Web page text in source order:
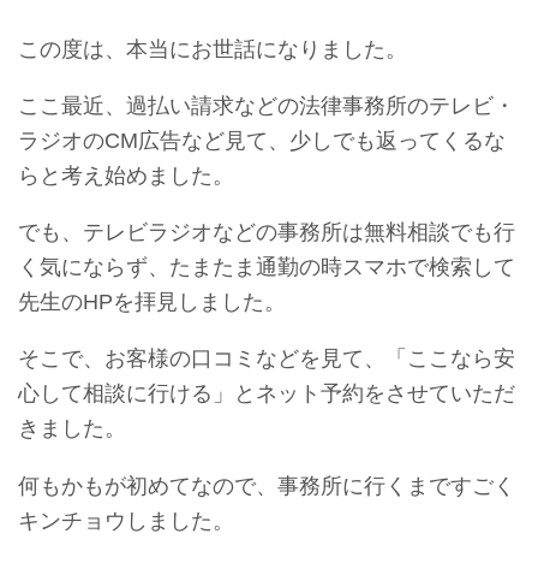
この度は、本当にお世話になりました。
ここ最近、過払い請求などの法律事務所のテレビ・
ラジオのCM広告など見て、少しでも返ってくるな
らと考え始めました。
でも、テレビラジオなどの事務所は無料相談でも行
く気にならず、たまたま通勤の時スマホで検索して
先生のHPを拝見しました。
そこで、お客様の口コミなどを見て、「ここなら安
心して相談に行ける」とネット予約をさせていただ
きました。
何もかもが初めてなので、事務所に行くまですごく
キンチョウしました。